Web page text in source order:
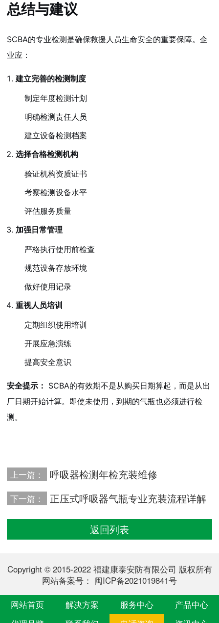
总结与建议
SCBA的专业检测是确保救援人员生命安全的重要保障。企
业应：
建立完善的检测制度
制定年度检测计划
明确检测责任人员
建立设备检测档案
选择合格检测机构
验证机构资质证书
考察检测设备水平
评估服务质量
加强日常管理
严格执行使用前检查
规范设备存放环境
做好使用记录
重视人员培训
定期组织使用培训
开展应急演练
提高安全意识
安全提示： SCBA的有效期不是从购买日期算起，而是从出
厂日期开始计算。即使未使用，到期的气瓶也必须进行检
测。
上一篇： 呼吸器检测年检充装维修
下一篇： 正压式呼吸器气瓶专业充装流程详解
返回列表
Copyright © 2015-2022 福建康泰安防有限公司 版权所有
网站备案号： 闽ICP备2021019841号
网站首页 解决方案 服务中心
产品中心